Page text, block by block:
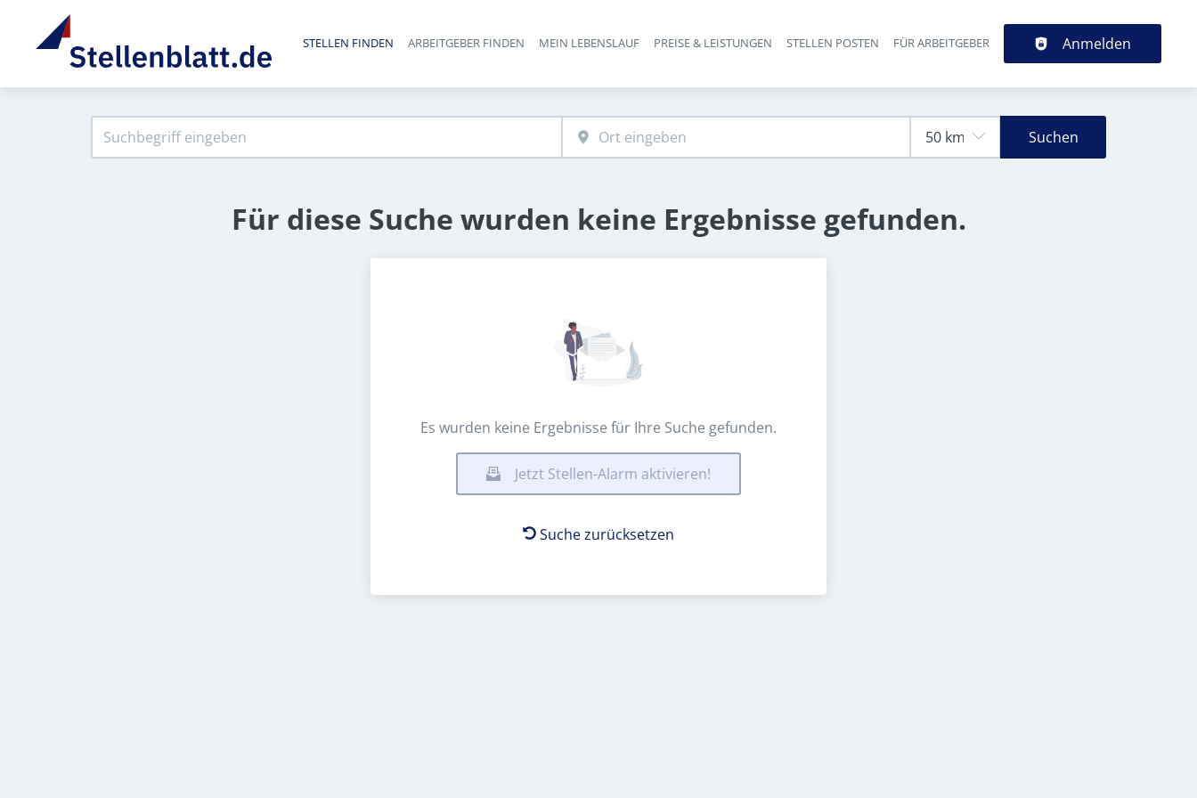
Haupt-Navigation
STELLEN FINDEN ARBEITGEBER FINDEN MEIN LEBENSLAUF PREISE & LEISTUNGEN STELLEN POSTEN FÜR ARBEITGEBER Anmelden
Suchen
Für diese Suche wurden keine Ergebnisse gefunden.
Es wurden keine Ergebnisse für Ihre Suche gefunden.
Jetzt Stellen-Alarm aktivieren!
Suche zurücksetzen